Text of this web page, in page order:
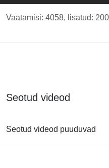
Vaatamisi: 4058, lisatud:
Seotud videod
Seotud videod puuduvad